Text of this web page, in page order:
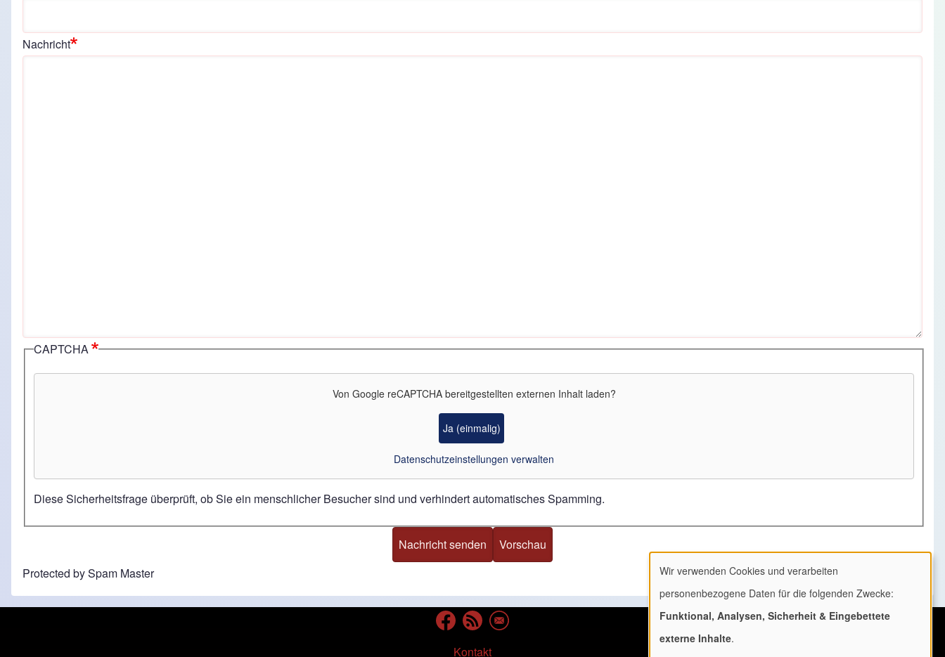
Nachricht
CAPTCHA
Von Google reCAPTCHAbereitgestellten externen Inhalt laden?
Ja (einmalig)
Datenschutzeinstellungen verwalten
Diese Sicherheitsfrage überprüft, ob Sie ein menschlicher Besucher sind und verhindert automatisches Spamming.
Protected by Spam Master
Kontakt
Verwendung
von
personenbezogenen
Wir verwenden Cookies und verarbeiten
personenbezogene Daten für die folgenden Zwecke:
Funktional, Analysen, Sicherheit & Eingebettete
externe Inhalte.